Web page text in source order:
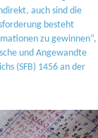
auch sind die
besteht
zu gewinnen“,
und Angewandte
(SFB) 1456 an der